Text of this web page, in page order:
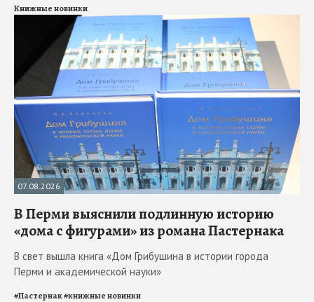
Книжные новинки
07.08.2026
В Перми выяснили подлинную историю
«дома с фигурами» из романа Пастернака
В свет вышла книга «Дом Грибушина в истории города
Перми и академической науки»
#Пастернак#книжные новинки